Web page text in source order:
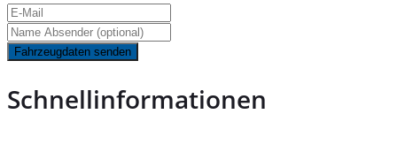
Fahrzeugdaten senden
Schnellinformationen